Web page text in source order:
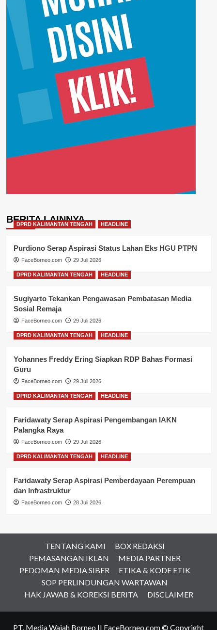
BERITA LAINNYA
DPRD KALIMANTAN TENGAH HEADLINE
Purdiono Serap Aspirasi Status Lahan Eks HGU PTPN
FaceBorneo.com 29 Juli 2026
DPRD KALIMANTAN TENGAH HEADLINE
Sugiyarto Tekankan Pengawasan Pembatasan Media
Sosial Remaja
FaceBorneo.com 29 Juli 2026
DPRD KALIMANTAN TENGAH HEADLINE
Yohannes Freddy Ering Siapkan RDP Bahas Formasi
Guru
FaceBorneo.com 29 Juli 2026
DPRD KALIMANTAN TENGAH HEADLINE
Faridawaty Serap Aspirasi Pengembangan IAKN
Palangka Raya
FaceBorneo.com 29 Juli 2026
DPRD KALIMANTAN TENGAH HEADLINE
Faridawaty Serap Aspirasi Pemberdayaan Perempuan
dan Infrastruktur
FaceBorneo.com 28 Juli 2026
TENTANG KAMI
BOX REDAKSI
PEMASANGAN IKLAN
MEDIA PARTNER
PEDOMAN MEDIA SIBER
ETIKA & KODE ETIK
SOP PERLINDUNGAN WARTAWAN
HAK JAWAB & KOREKSI BERITA
DISCLAIMER
PT. Media Wajah Borneo || FaceBorneo.com © Copyright